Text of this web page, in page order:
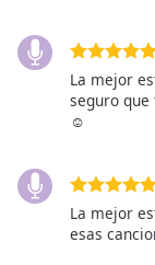
Text
Edge
La mejor
seguro que
☺️
La mejor
esas